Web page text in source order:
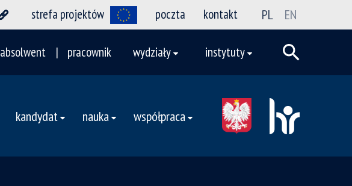
strefa projektów poczta kontakt PL EN
absolwent pracownik wydziały instytuty
kandydat nauka współpraca